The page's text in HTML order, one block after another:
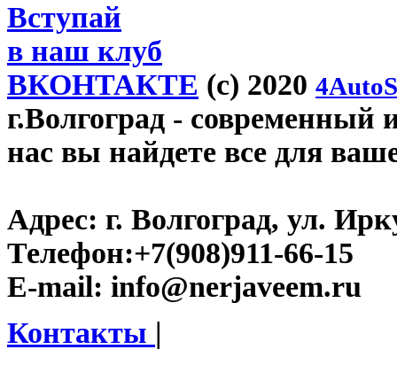
Вступай
в наш клуб
ВКОНТАКТЕ (c) 2020
г.Волгоград - современный
нас вы найдете все для
Адрес: г. Волгоград, ул.
Телефон:+7(908)911-66-15
E-mail: info@nerjaveem.ru
Контакты |